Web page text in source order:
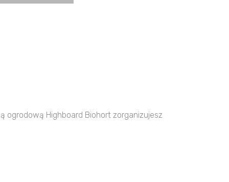
ogrodową Highboard Biohort zorganizujesz